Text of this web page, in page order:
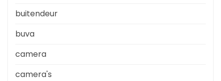
buitendeur
buva
camera
camera's